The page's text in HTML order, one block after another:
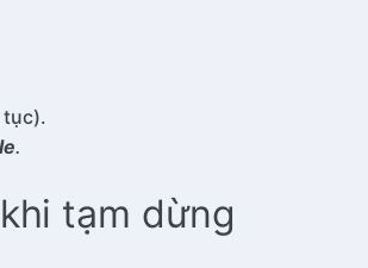
tục).
.
tạm dừng